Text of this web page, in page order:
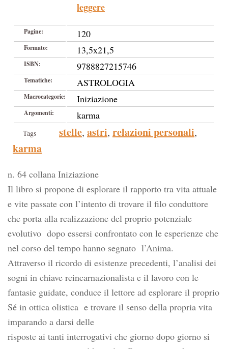
leggere
Pagine: 120
Formato: 13,5x21,5
ISBN: 9788827215746
Tematiche: ASTROLOGIA
Macrocategorie: Iniziazione
Argomenti: karma
Tags stelle, astri, relazioni personali,
karma
n. 64 collana Iniziazione
Il libro si propone di esplorare il rapporto tra vita attuale
e vite passate con l’intento di trovare il filo conduttore
che porta alla realizzazione del proprio potenziale
evolutivo dopo essersi confrontato con le esperienze che
nel corso del tempo hanno segnato l’Anima.
Attraverso il ricordo di esistenze precedenti, l’analisi dei
sogni in chiave reincarnazionalista e il lavoro con le
fantasie guidate, conduce il lettore ad esplorare il proprio
Sé in ottica olistica e trovare il senso della propria vita
imparando a darsi delle
risposte ai tanti interrogativi che giorno dopo giorno si